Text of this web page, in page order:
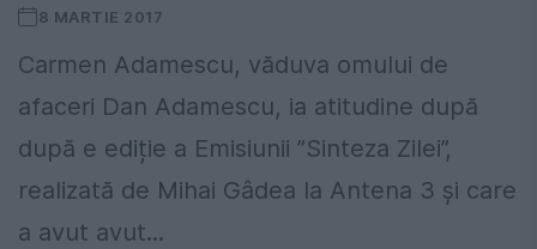
8 MARTIE 2017
Carmen Adamescu, văduva omului de
afaceri Dan Adamescu, ia atitudine după
după e ediție a Emisiunii ”Sinteza Zilei”,
realizată de Mihai Gâdea la Antena 3 și care
a avut avut...